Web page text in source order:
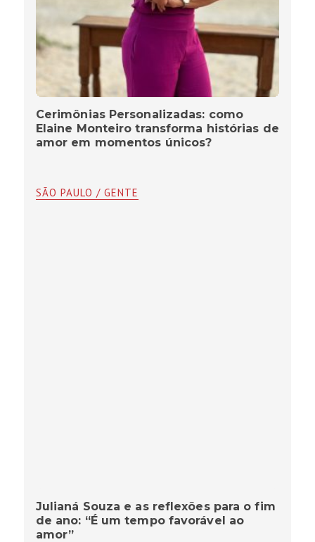
Cerimônias Personalizadas: como
Elaine Monteiro transforma histórias de
amor em momentos únicos?
SÃO PAULO / GENTE
Julianá Souza e as reflexões para o fim
de ano: “É um tempo favorável ao
amor”